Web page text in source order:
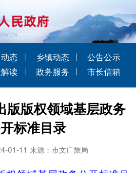
态 乡镇动态
公告公示
读 政务服务 市长信箱
版版权领域基层政务
标准目录
01-11 来源：市文广旅局